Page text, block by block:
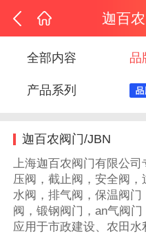
迦百
全部内容 品
产品系列
迦百农阀门/JBN
上海迦百农阀门有限公
压阀，截止阀，安全阀
水阀，排气阀，保温阀
阀，锻钢阀门，an气阀
应用于市政建设、农田